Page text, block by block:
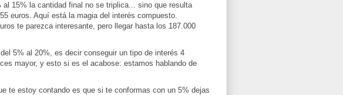
15% la cantidad final no se triplica... sino que resulta
euros. Aquí está la magia del interés compuesto.
te parezca interesante, pero llegar hasta los 187.000
5% al 20%, es decir conseguir un tipo de interés 4
mayor, y esto si es el acabose: estamos hablando de
te estoy contando es que si te conformas con un 5% dejas